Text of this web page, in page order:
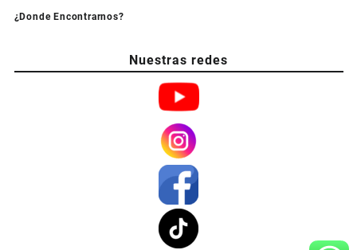
¿Donde Encontrarnos?
Nuestras redes